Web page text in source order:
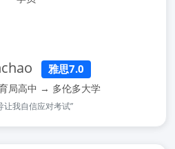
雅思7.0
局高中 → 多伦多大学
让我自信应对考试”